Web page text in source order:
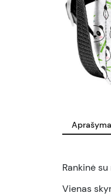
Rankinė
Vienas